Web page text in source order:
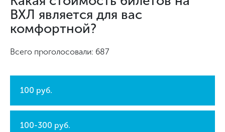
ВХЛ является для вас
комфортной?
Всего проголосовали: 687
100 руб.
100-300 руб.